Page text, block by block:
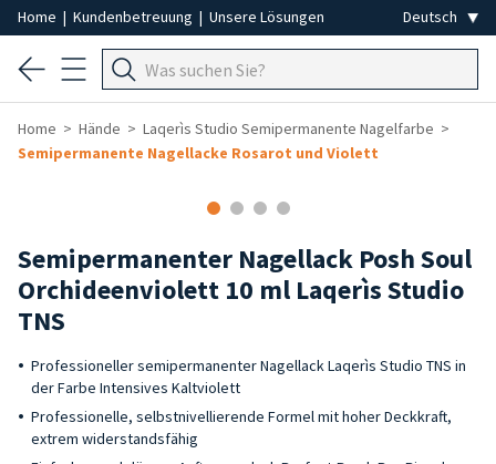
Home | Kundenbetreuung | Unsere Lösungen
Home Hände
Laqerìs Studio Semipermanente Nagelfarbe
Semipermanente Nagellacke Rosarot und Violett
Semipermanenter Nagellack Posh Soul
Orchideenviolett 10 ml Laqerìs Studio
TNS
Professioneller semipermanenter Nagellack Laqerìs Studio TNS in
der Farbe Intensives Kaltviolett
Professionelle, selbstnivellierende Formel mit hoher Deckkraft,
extrem widerstandsfähig